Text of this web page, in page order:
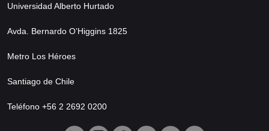
Universidad Alberto Hurtado
Avda. Bernardo O’Higgins 1825
Metro Los Héroes
Santiago de Chile
Teléfono +56 2 2692 0200